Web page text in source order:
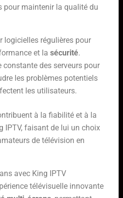
pour maintenir la qualité du
logicielles régulières pour
et la sécurité.
constante des serveurs pour
les problèmes potentiels
les utilisateurs.
à la fiabilité et à la
IPTV, faisant de lui un choix
de télévision en
avec King IPTV
télévisuelle innovante